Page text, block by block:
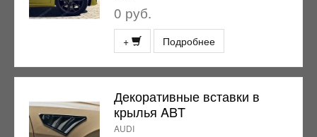
0 руб.
+ Подробнее
Декоративные вставки в
крылья ABT
AUDI